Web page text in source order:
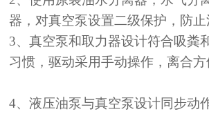
器，对真空泵设置二级保护，防止
3、真空泵和取力器设计符合吸粪
习惯，驱动采用手动操作，离合方
4、液压油泵与真空泵设计同步动